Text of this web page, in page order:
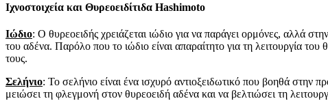
Ιχνοστοιχεία και Θυρεοειδίτιδα Hashimoto
Ιώδιο: Ο θυρεοειδής χρειάζεται ιώδιο για να παράγει ορμόνες, αλλά
του αδένα. Παρόλο που το ιώδιο είναι απαραίτητο για τη λειτουργία
τους.
Σελήνιο: Το σελήνιο είναι ένα ισχυρό αντιοξειδωτικό που βοηθά στην
μειώσει τη φλεγμονή στον θυρεοειδή αδένα και να βελτιώσει τη